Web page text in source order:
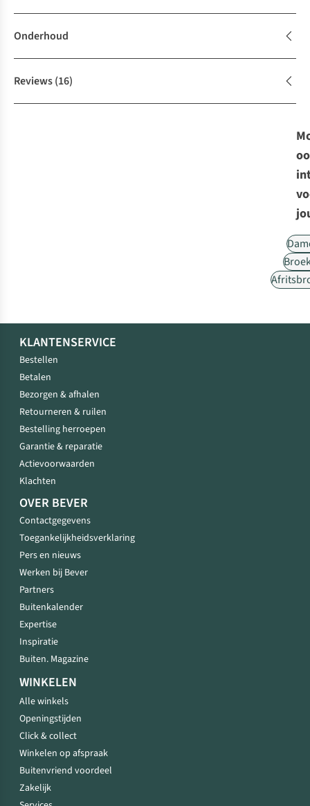
Onderhoud
Reviews(16)
KLANTENSERVICE
Bestellen
Betalen
Bezorgen & afhalen
Retourneren & ruilen
Bestelling herroepen
Garantie & reparatie
Actievoorwaarden
Klachten
OVER BEVER
Contactgegevens
Toegankelijkheidsverklaring
Pers en nieuws
Werken bij Bever
Partners
Buitenkalender
Expertise
Inspiratie
Buiten. Magazine
WINKELEN
Alle winkels
Openingstijden
Click & collect
Winkelen op afspraak
Buitenvriend voordeel
Zakelijk